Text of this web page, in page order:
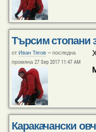
Търсим стопани
от Иван Тягов —последна
промяна 27 Sep 2017 11:47 AM
Каракачански